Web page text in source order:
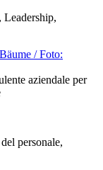
Leadership,
aziendale per
personale,